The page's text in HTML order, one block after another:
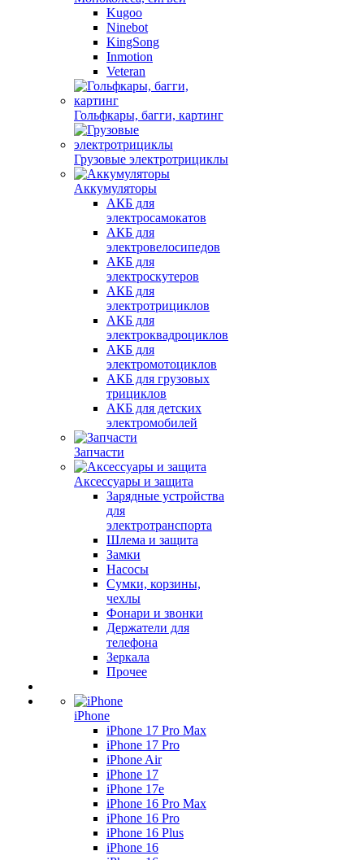
Kugoo
Ninebot
KingSong
Inmotion
Veteran
Гольфкары, багги, картинг
Грузовые электротрициклы
Аккумуляторы
АКБ для
электросамокатов
АКБ для
электровелосипедов
АКБ для
электроскутеров
АКБ для
электротрициклов
АКБ для
электроквадроциклов
АКБ для
электромотоциклов
АКБ для грузовых
трициклов
АКБ для детских
электромобилей
Запчасти
Аксессуары и защита
Зарядные устройства
для
электротранспорта
Шлема и защита
Замки
Насосы
Сумки, корзины,
чехлы
Фонари и звонки
Держатели для
телефона
Зеркала
Прочее
iPhone
iPhone 17 Pro Max
iPhone 17 Pro
iPhone Air
iPhone 17
iPhone 17e
iPhone 16 Pro Max
iPhone 16 Pro
iPhone 16 Plus
iPhone 16